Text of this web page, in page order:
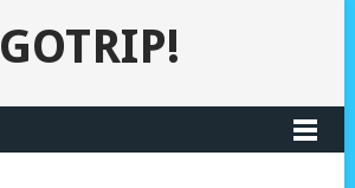
GOTRIP!